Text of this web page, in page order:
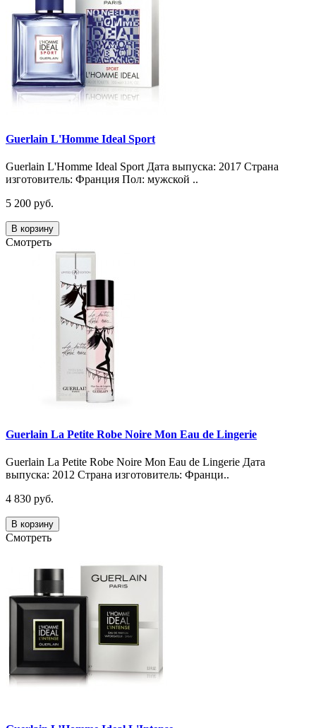
Guerlain L'Homme Ideal Sport
Guerlain L'Homme Ideal Sport Дата выпуска: 2017 Страна
изготовитель: Франция Пол: мужской ..
5 200 руб.
В корзину
Смотреть
Guerlain La Petite Robe Noire Mon Eau de Lingerie
Guerlain La Petite Robe Noire Mon Eau de Lingerie Дата
выпуска: 2012 Страна изготовитель: Франци..
4 830 руб.
В корзину
Смотреть